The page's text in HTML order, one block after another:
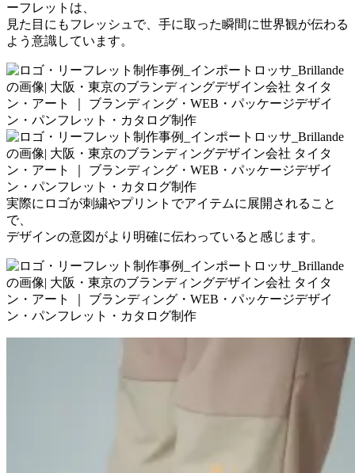
ーフレットは、
見た目にもフレッシュで、手に取った瞬間に世界観が伝わる
よう意識しています。
実際にロゴが刺繍やプリントでアイテムに展開されること
で、
デザインの意図がより明確に伝わっていると感じます。